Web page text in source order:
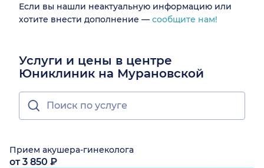
Если вы нашли неактуальную информацию или
хотите внести дополнение — сообщите нам!
Услуги и цены в центре
Юниклиник на Мурановской
Прием акушера-гинеколога
от 3 850 ₽